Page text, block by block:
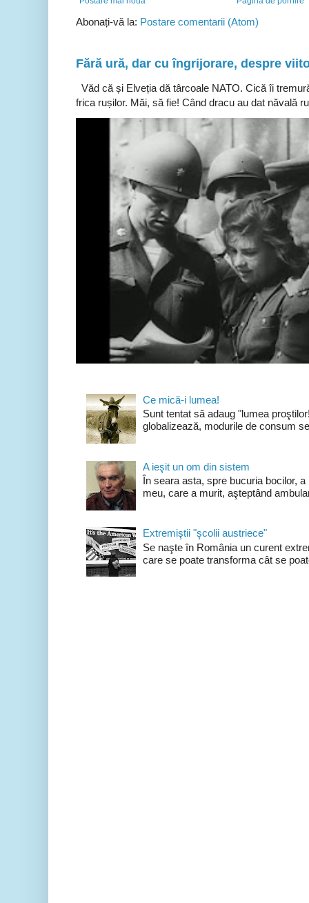
Abonați-vă la: Postare comentarii (Atom)
Fără ură, dar cu îngrijorare, despre
Văd că și Elveția dă târcoale NATO. Cică îi
frica rușilor. Măi, să fie! Când dracu au dat năvală
Ce mică-i lumea!
Sunt tentat să adaug "lumea
globalizează, modurile de consum
A ieşit un om din sistem
În seara asta, spre bucuria bocilor,
meu, care a murit, aşteptând
Extremiştii "şcolii austriece"
Se naşte în România un curent
care se poate transforma cât se